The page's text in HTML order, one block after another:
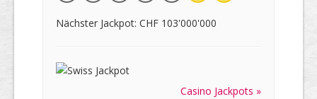
Nächster Jackpot: CHF 103'000'000
Casino Jackpots »